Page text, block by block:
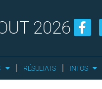
2026
RÉSULTATS INFOS